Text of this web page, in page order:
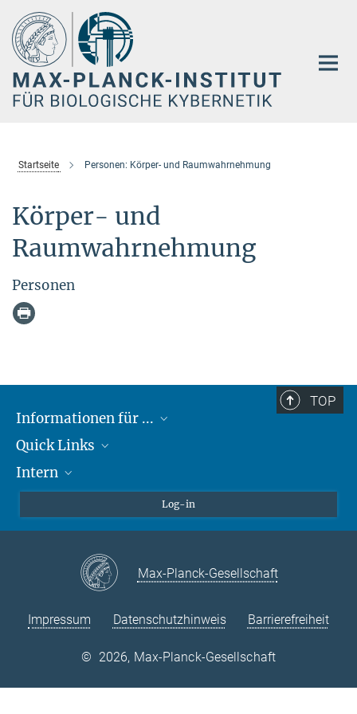
Hauptinhalt
Startseite Personen: Körper- und Raumwahrnehmung
Körper- und
Raumwahrnehmung
Personen
TOP
Informationen für ...
Lieferanten
Studierende
Quick Links
Max-Planck-Gesellschaft
Max-Planck-Campus Tübingen
Stellenangebote
Intern
VPN-Hilfe
Log-in
Max-Planck-Gesellschaft
Impressum Datenschutzhinweis Barrierefreiheit
© 2026, Max-Planck-Gesellschaft